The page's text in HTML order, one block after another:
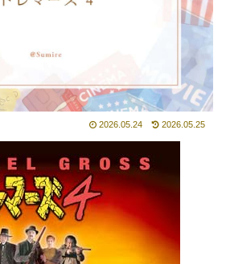
2026.05.24 2026.05.25